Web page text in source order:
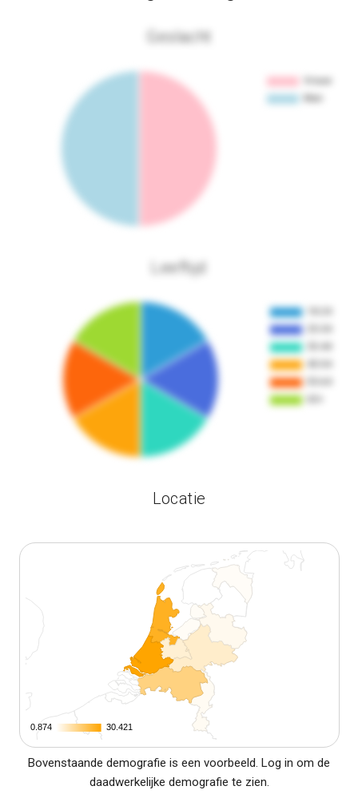
Geslacht
Leeftijd
Locatie
0.874
0.874 30.421
30.421
Bovenstaande demografie is een voorbeeld. Log in om de
daadwerkelijke demografie te zien.